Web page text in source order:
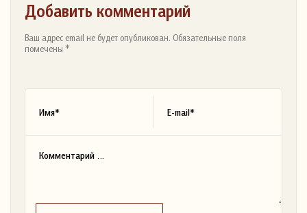
Добавить комментарий
Ваш адрес email не будет опубликован. Обязательные поля
помечены *